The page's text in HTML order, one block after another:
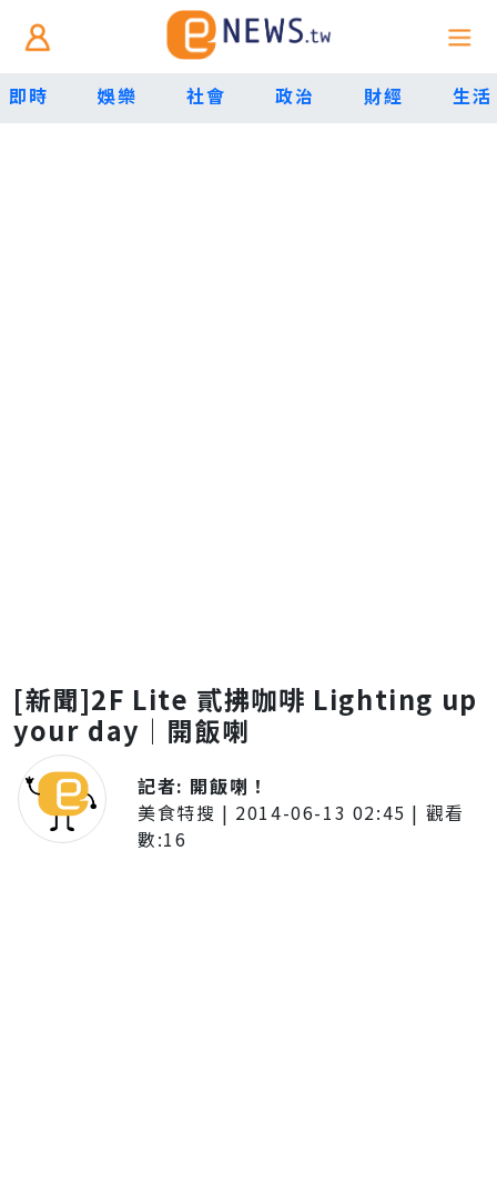
即時 娛樂 社會 政治 財經 生活
[新聞]2F Lite 貳拂咖啡 Lighting up
your day│開飯喇
記者: 開飯喇！
美食特搜 | 2014-06-13 02:45 | 觀看
數:16